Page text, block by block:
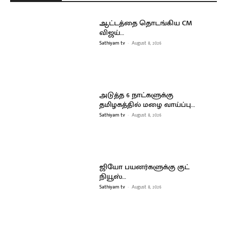
ஆட்டத்தை தொடங்கிய CM
விஜய்…
Sathiyam tv - August 8, 2026
அடுத்த 6 நாட்களுக்கு
தமிழகத்தில் மழை வாய்ப்பு…
Sathiyam tv - August 8, 2026
ஜியோ பயனர்களுக்கு குட்
நியூஸ்…
Sathiyam tv - August 8, 2026